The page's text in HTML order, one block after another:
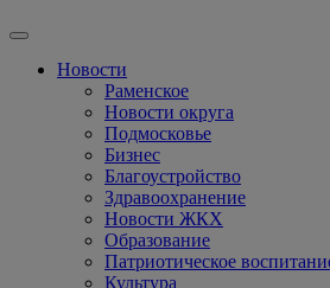
Новости
Раменское
Новости округа
Подмосковье
Бизнес
Благоустройство
Здравоохранение
Новости ЖКХ
Образование
Патриотическое
Культура